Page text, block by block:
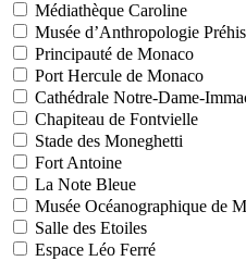
Médiathèque Caroline
Musée d’Anthropologie
Principauté de Monaco
Port Hercule de Monaco
Cathédrale Notre-Dame-
Chapiteau de Fontvielle
Stade des Moneghetti
Fort Antoine
La Note Bleue
Musée Océanographique de
Salle des Etoiles
Espace Léo Ferré